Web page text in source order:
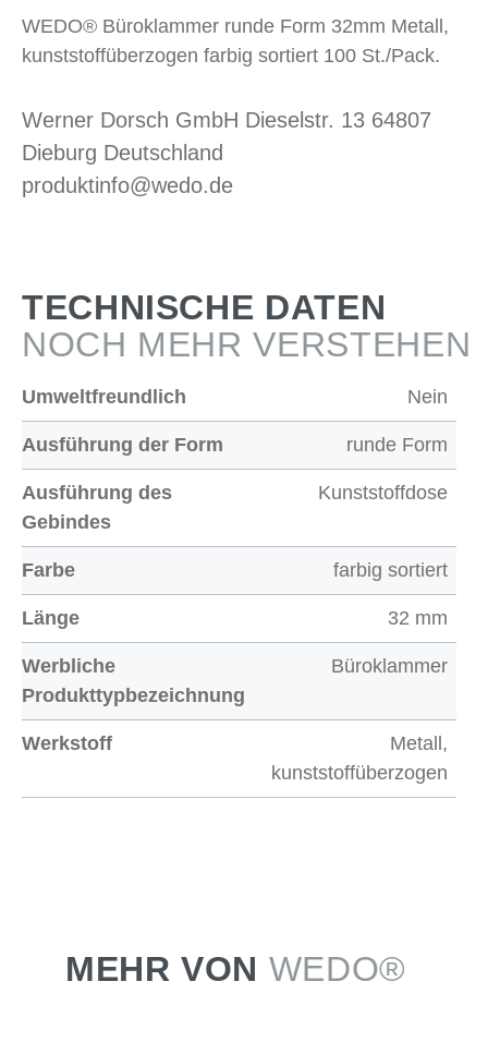
WEDO® Büroklammer runde Form 32mm Metall,
kunststoffüberzogen farbig sortiert 100 St./Pack.
Werner Dorsch GmbH Dieselstr. 13 64807
Dieburg Deutschland
produktinfo@wedo.de
TECHNISCHE DATEN
NOCH MEHR VERSTEHEN
Umweltfreundlich Nein
Ausführung der Form runde Form
Ausführung des
Gebindes
Kunststoffdose
Farbe farbig sortiert
Länge 32 mm
Werbliche
Produkttypbezeichnung
Büroklammer
Werkstoff
Metall,
kunststoffüberzogen
MEHR VON WEDO®